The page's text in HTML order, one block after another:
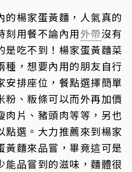
的楊家蛋黃麵，人氣真的
刻用餐不論內用外帶沒有
是吃不到！楊家蛋黃麵菜
種，想要內用的朋友自行
安排座位，餐點選擇簡單
粉、粄條可以而外再加價
肉片、豬頭肉等等，另也
點選。大力推薦來到楊家
黃麵來品嘗，畢竟這可是
能品嘗到的滋味，麵體很